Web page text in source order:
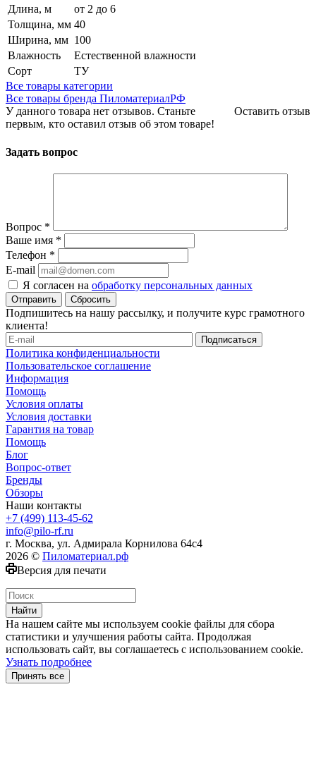
Длина, м
от 2 до 6
Толщина, мм 40
Ширина, мм 100
Влажность
Естественной влажности
Сорт
ТУ
Все товары категории
Все товары бренда ПиломатериалРФ
Оставить отзыв
У данного товара нет отзывов. Станьте
первым, кто оставил отзыв об этом товаре!
Задать вопрос
Вопрос *
Ваше имя *
Телефон *
E-mail
Я согласен на обработку персональных данных
Сбросить
Подпишитесь на нашу рассылку, и получите курс грамотного
клиента!
Политика конфиденциальности
Пользовательское соглашение
Информация
Помощь
Условия оплаты
Условия доставки
Гарантия на товар
Помощь
Блог
Вопрос-ответ
Бренды
Обзоры
Наши контакты
+7 (499) 113-45-62
info@pilo-rf.ru
г. Москва, ул. Адмирала Корнилова 64с4
2026 © Пиломатериал.рф
Версия для печати
Найти
На нашем сайте мы используем cookie файлы для сбора
статистики и улучшения работы сайта. Продолжая
использовать сайт, вы соглашаетесь с использованием cookie.
Узнать подробнее
Принять все